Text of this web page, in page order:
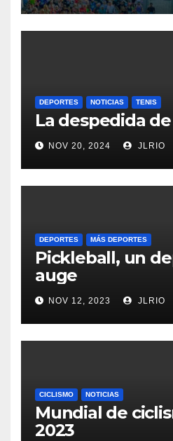
DEPORTES NOTICIAS TENIS
La despedida
NOV 20, 2024 JLRIO
DEPORTES MÁS DEPORTES
Pickleball, un
auge
NOV 12, 2023 JLRIO
CICLISMO NOTICIAS
Mundial de
2023